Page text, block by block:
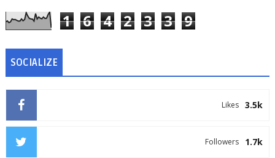
1 6 4 2 3 3 9
SOCIALIZE
3.5k
Likes
1.7k
Followers